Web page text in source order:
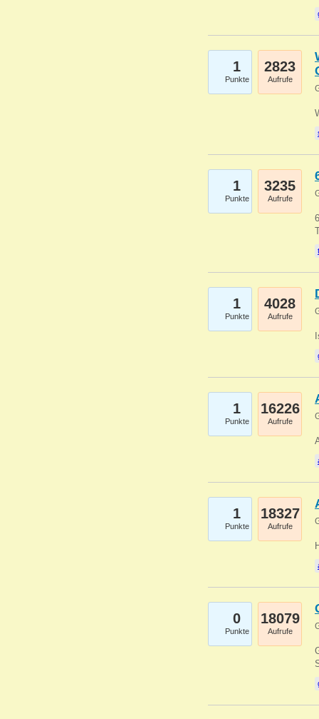
1
Punkte
2823
Aufrufe
1
Punkte
3235
Aufrufe
1
Punkte
4028
Aufrufe
1
Punkte
16226
Aufrufe
1
Punkte
18327
Aufrufe
0
Punkte
18079
Aufrufe